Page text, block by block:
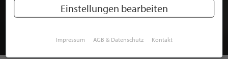
MITGLIEDSCHAFT BEI STILPUNKTE®
Einstellungen bearbeiten
Impressum AGB & Datenschutz Kontakt